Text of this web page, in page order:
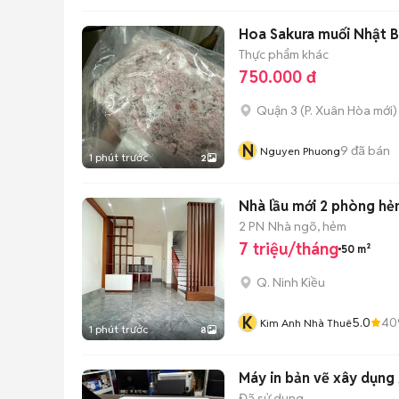
1 phút trước 2
Hoa Sakura muối Nhật
Thực phẩm khác
750.000 đ
Quận 3 (P. Xuân Hòa mới)
N Nguyen Phuong9 đã bán
1 phút trước 8
Nhà lầu mới 2 phòng
2 PN Nhà ngõ, hẻm
7 triệu/tháng 50 m²
Q. Ninh Kiều
K Kim Anh Nhà Thuê5.0
Máy in bản vẽ xây